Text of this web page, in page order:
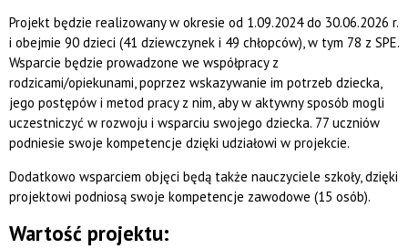
Projekt będzie realizowany w okresie od 1.09.2024 do 30.06.2026 r.
i obejmie 90 dzieci (41 dziewczynek i 49 chłopców), w tym 78 z SPE.
Wsparcie będzie prowadzone we współpracy z
rodzicami/opiekunami, poprzez wskazywanie im potrzeb dziecka,
jego postępów i metod pracy z nim, aby w aktywny sposób mogli
uczestniczyć w rozwoju i wsparciu swojego dziecka. 77 uczniów
podniesie swoje kompetencje dzięki udziałowi w projekcie.
Dodatkowo wsparciem objęci będą także nauczyciele szkoły, dzięki
projektowi podniosą swoje kompetencje zawodowe (15 osób).
Wartość projektu: